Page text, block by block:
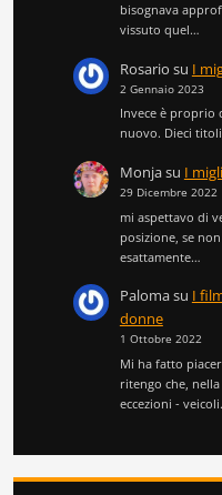
bisognava
vissuto quel…
Rosario su I
2 Gennaio 2023
Invece è proprio
nuovo. Dieci
Monjasu I
29 Dicembre 2022
mi aspettavo di
posizione, se
esattamente…
Palomasu I
donne
1 Ottobre 2022
Mi ha fatto
ritengo che,
eccezioni -